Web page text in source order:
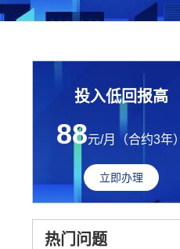
投入低回报高
88元/月（合约3年）
立即办理
热门问题